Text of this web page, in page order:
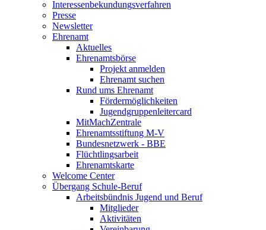
Interessen­bekundungsverfahren
Presse
Newsletter
Ehrenamt
Aktuelles
Ehrenamtsbörse
Projekt anmelden
Ehrenamt suchen
Rund ums Ehrenamt
Fördermöglichkeiten
Jugendgruppenleitercard
MitMachZentrale
Ehrenamtsstiftung M-V
Bundesnetzwerk - BBE
Flüchtlingsarbeit
Ehrenamtskarte
Welcome Center
Übergang Schule-Beruf
Arbeitsbündnis Jugend und Beruf
Mitglieder
Aktivitäten